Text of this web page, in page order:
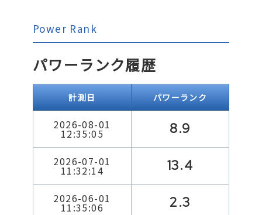
Power Rank
パワーランク履歴
計測日 パワーランク
2026-08-01
12:35:05 8.9
2026-07-01
11:32:14 13.4
2026-06-01
11:35:06 2.3